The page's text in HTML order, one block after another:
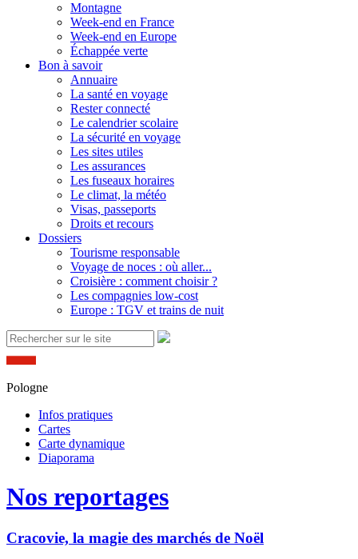
Montagne
Week-end en France
Week-end en Europe
Échappée verte
Bon à savoir
Annuaire
La santé en voyage
Rester connecté
Le calendrier scolaire
La sécurité en voyage
Les sites utiles
Les assurances
Les fuseaux horaires
Le climat, la météo
Visas, passeports
Droits et recours
Dossiers
Tourisme responsable
Voyage de noces : où aller...
Croisière : comment choisir ?
Les compagnies low-cost
Europe : TGV et trains de nuit
Pologne
Infos pratiques
Cartes
Carte dynamique
Diaporama
Nos reportages
Cracovie, la magie des marchés de Noël